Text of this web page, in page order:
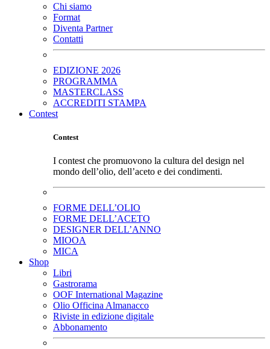
Chi siamo
Format
Diventa Partner
Contatti
EDIZIONE 2026
PROGRAMMA
MASTERCLASS
ACCREDITI STAMPA
Contest
Contest
I contest che promuovono la cultura del design nel
mondo dell’olio, dell’aceto e dei condimenti.
FORME DELL’OLIO
FORME DELL’ACETO
DESIGNER DELL’ANNO
MIOOA
MICA
Shop
Libri
Gastrorama
OOF International Magazine
Olio Officina Almanacco
Riviste in edizione digitale
Abbonamento